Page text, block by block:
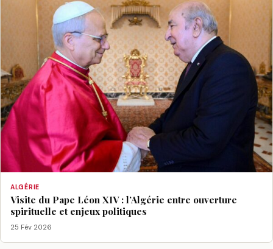
ALGÉRIE
Visite du Pape Léon XIV : l’Algérie entre ouverture
spirituelle et enjeux politiques
25 Fév 2026